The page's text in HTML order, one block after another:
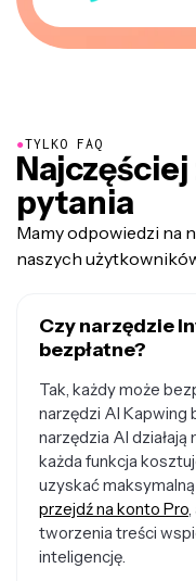
●TYLKO FAQ
pytania
Mamy odpowiedzi na
naszych
Czy narzędzie
bezpłatne?
Tak, każdy może
narzędzi AI Kapwing
narzędzia AI
każda funkcja
uzyskać
przejdź na konto Pro
tworzenia treści
inteligencję.